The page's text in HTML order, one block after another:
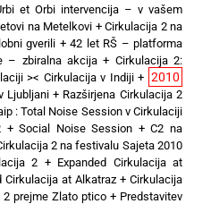
et Orbi intervencija – v vašem
na Metelkovi + Cirkulacija 2 na
gverili +42 let RŠ – platforma
– zbiralna akcija + Cirkulacija 2:
>< Cirkulacija v Indiji+ 2010
Ljubljani+ Razširjena Cirkulacija 2
: Total Noise Session v Cirkulaciji
+Social Noise Session +C2 na
2 na festivalu Sajeta 2010
2 + Expanded Cirkulacija at
Cirkulacija at Alkatraz + Cirkulacija
2 prejme Zlato ptico+ Predstavitev